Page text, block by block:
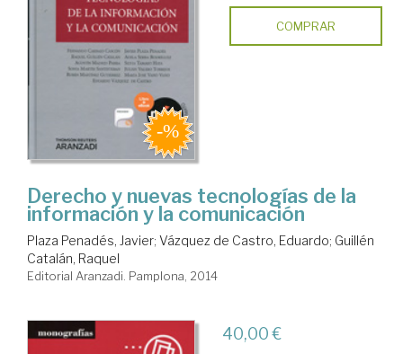
COMPRAR
Derecho y nuevas tecnologías de la
información y la comunicación
Plaza Penadés, Javier; Vázquez de Castro, Eduardo; Guillén
Catalán, Raquel
Editorial Aranzadi. Pamplona, 2014
40,00 €